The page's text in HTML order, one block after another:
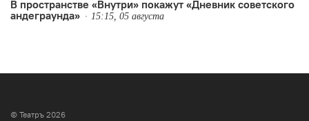
В пространстве «Внутри» покажут «Дневник советского
андеграунда»
15:15, 05 августа
© Театръ 2026